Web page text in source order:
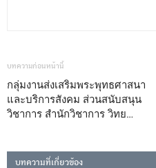
บทความก่อนหน้านี้
กลุ่มงานส่งเสริมพระพุทธศาสนา
และบริการสังคม ส่วนสนับสนุน
วิชาการ สำนักวิชาการ วิทย…
บทความที่เกี่ยวข้อง